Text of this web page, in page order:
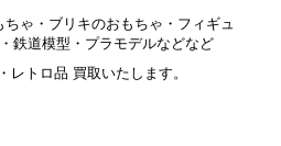
ゃ・ブリキのおもちゃ・フィギュ
鉄道模型・プラモデルなどなど
レトロ品 買取いたします。